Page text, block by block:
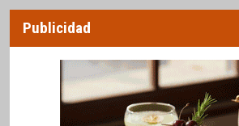
Publicidad